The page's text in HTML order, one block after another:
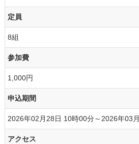
定員
8組
参加費
1,000円
申込期間
2026年02月28日 10時00分～2026年03
アクセス